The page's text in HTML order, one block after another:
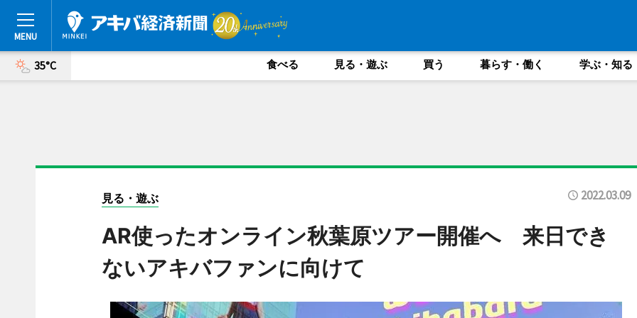
35°C 食べる 見る・遊ぶ 買う 暮らす・働く 学ぶ・知る
見る・遊ぶ 2022.03.09
AR使ったオンライン秋葉原ツアー開催へ 来日でき
ないアキバファンに向けて